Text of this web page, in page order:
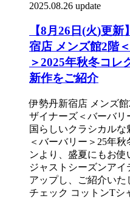
2025.08.26 update
【8月26日(火)更
宿店 メンズ館2階
＞2025年秋冬コレ
新作をご紹介
伊勢丹新宿店 メンズ
ザイナーズ＜バーバリ
国らしいクラシカルな
＜バーバリー＞25年秋
ンより、盛夏にもお使
ジャストシーズンアイ
アップし、ご紹介いた
チェック コットンTシ